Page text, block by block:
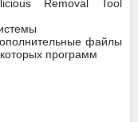
Removal Tool
файлы
программ